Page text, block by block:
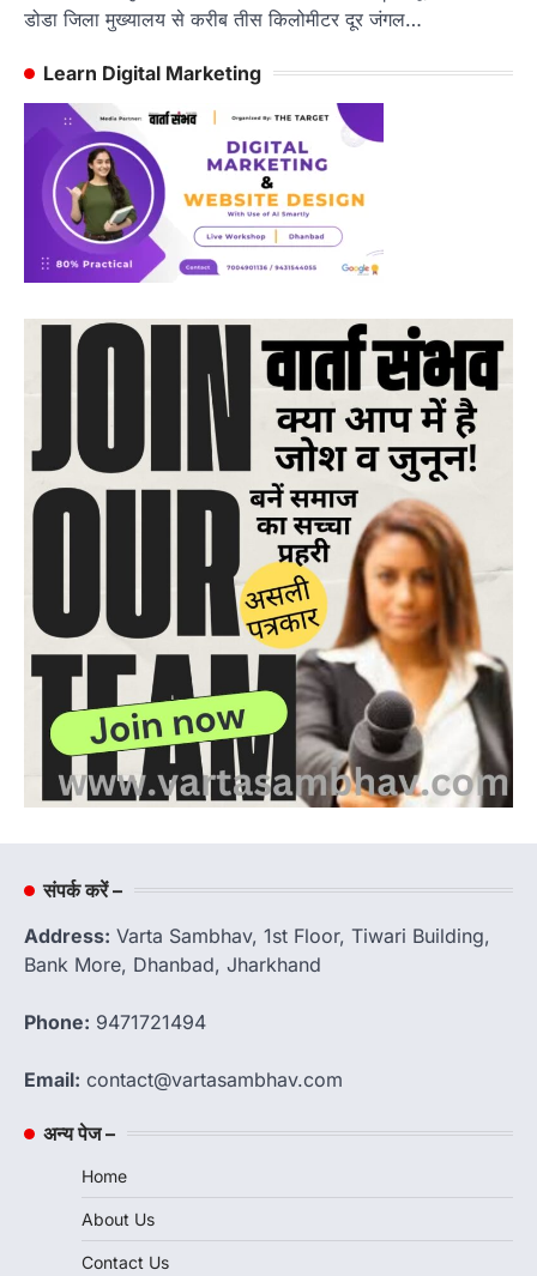
डोडा जिला मुख्यालय से करीब तीस किलोमीटर दूर जंगल…
Learn Digital Marketing
संपर्क करें –
Address: Varta Sambhav, 1st Floor, Tiwari Building,
Bank More, Dhanbad, Jharkhand
Phone: 9471721494
Email: contact@vartasambhav.com
अन्य पेज –
Home
About Us
Contact Us